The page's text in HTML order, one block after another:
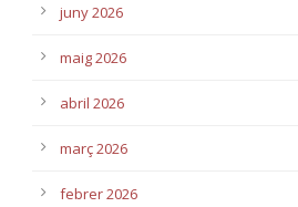
juny 2026
maig 2026
abril 2026
març 2026
febrer 2026